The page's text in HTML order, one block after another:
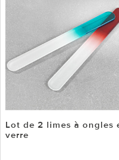
Lot de 2 limes à ongles
verre